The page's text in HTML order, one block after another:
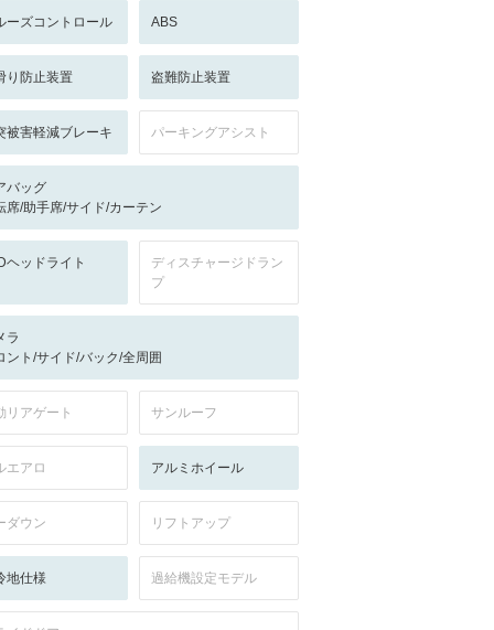
ーズコントロール ABS
り防止装置 盗難防止装置
被害軽減ブレーキ パーキングアシスト
バッグ
席/助手席/サイド/カーテン
ヘッドライト
ディスチャージドラン
プ
ラ
ント/サイド/バック/全周囲
リアゲート サンルーフ
エアロ アルミホイール
ダウン リフトアップ
地仕様 過給機設定モデル